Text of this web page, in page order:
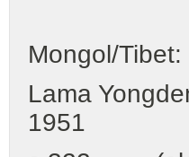
Mongol/
Lama
1951